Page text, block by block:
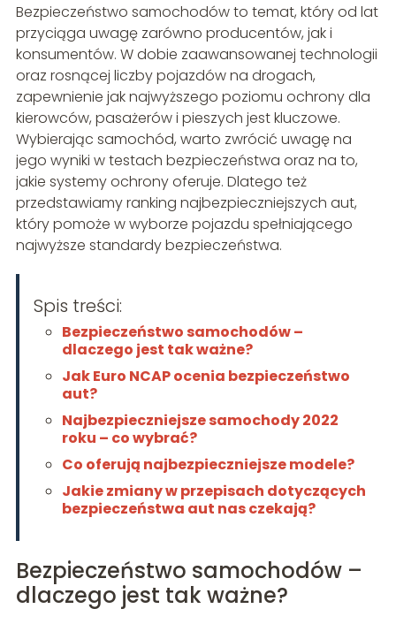
Bezpieczeństwo samochodów to temat, który od lat
przyciąga uwagę zarówno producentów, jak i
konsumentów. W dobie zaawansowanej technologii
oraz rosnącej liczby pojazdów na drogach,
zapewnienie jak najwyższego poziomu ochrony dla
kierowców, pasażerów i pieszych jest kluczowe.
Wybierając samochód, warto zwrócić uwagę na
jego wyniki w testach bezpieczeństwa oraz na to,
jakie systemy ochrony oferuje. Dlatego też
przedstawiamy ranking najbezpieczniejszych aut,
który pomoże w wyborze pojazdu spełniającego
najwyższe standardy bezpieczeństwa.
Spis treści:
Bezpieczeństwo samochodów –
dlaczego jest tak ważne?
Jak Euro NCAP ocenia bezpieczeństwo
aut?
Najbezpieczniejsze samochody 2022
roku – co wybrać?
Co oferują najbezpieczniejsze modele?
Jakie zmiany w przepisach dotyczących
bezpieczeństwa aut nas czekają?
Bezpieczeństwo samochodów –
dlaczego jest tak ważne?